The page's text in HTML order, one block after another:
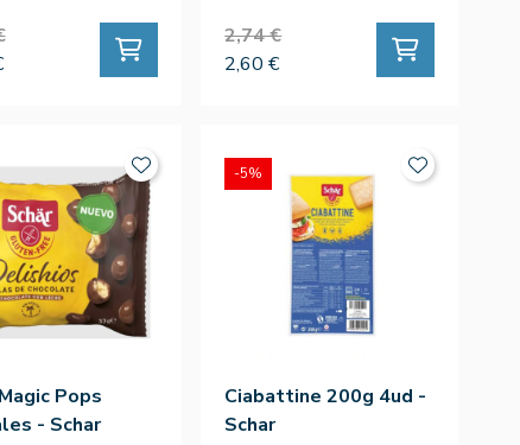
2,74 €
2,60 €
Pops
- Schar
Ciabattine 200g 4ud -
Schar
-5%